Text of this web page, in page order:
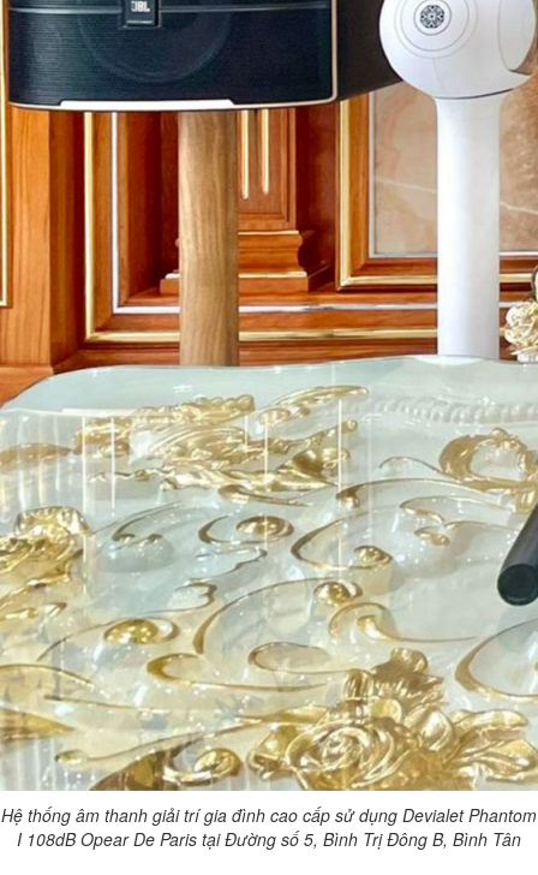
Hệ thống âm thanh giải trí gia đình cao cấp sử dụng Devialet Phantom
I 108dB Opear De Paris tại Đường số 5, Bình Trị Đông B, Bình Tân